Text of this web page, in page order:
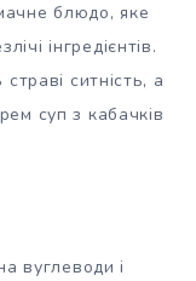
блюдо, яке
інгредієнтів.
ситність, а
суп з кабачків
вуглеводи і